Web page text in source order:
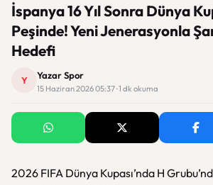
İspanya 16 Yıl Sonra Dünya
Peşinde! Yeni Jenerasyonla
Hedefi
Y Yazar Spor
15 Haziran 2026 05:37 · 1 dk okuma
2026 FIFA Dünya Kupası’nda H